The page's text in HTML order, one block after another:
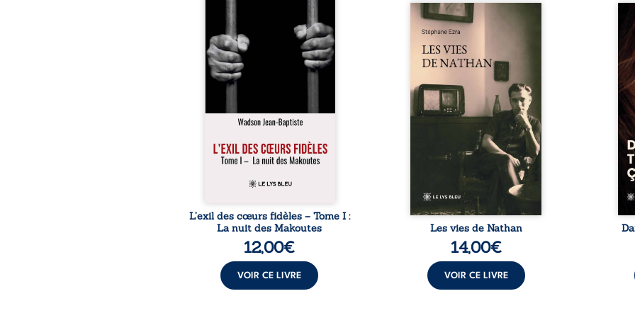
« Une nuit suffit parfois pour
briser une famille… mais
certaines fidélités traversent
les années. » Haïti, sous la
dictature des Duvalier. La peur
s’étend jusque dans les
villages les plus reculés. À
Bainet, Jean-Joël Joli mène une
existence paisible avec sa
famille. Chef de section
respecté, il refuse pourtant de
fermer les yeux sur l’injustice.
Mais, dans un ...
L’exil des cœurs fidèles – Tome I :
La nuit des Makoutes
12,00€
VOIR CE LIVRE
Les vies de Nathan est un
recueil de poésie né en trois
la première fois, Stéphane Ezra,
médium, a pu communiquer
avec son père, disparu depuis
plus de vingt ans et qu’il n’a
jamais connu. De ce dialogue
par-delà la mort naissent des
poèmes qui retracent une vie
marquée par la Seconde
Guerre mondiale, une identité
juive brisée, la guerre ...
Les vies de Nathan
14,00€
VOIR CE LIVRE
À
ce